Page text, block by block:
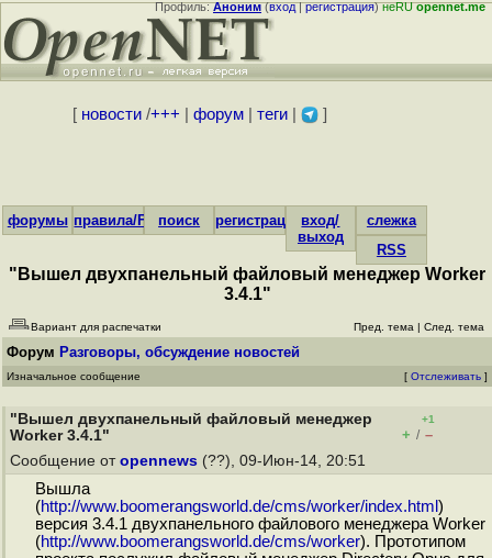
Профиль:Аноним(вход|регистрация)неRUopennet.me
[ новости/+++ форум| теги| ]
форумы правила/FAQпоиск регистрациявход/
выход
слежка
RSS
"Вышел двухпанельный файловый менеджер Worker
3.4.1"
Вариант для распечатки Пред. тема | След. тема
Форум Разговоры, обсуждение новостей
Изначальное сообщение [ Отслеживать ]
"Вышел двухпанельный файловый менеджер
Worker 3.4.1"
+1
+ / –
Сообщение от opennews (??), 09-Июн-14, 20:51
Вышла
(http://www.boomerangsworld.de/cms/worker/index.html )
версия 3.4.1 двухпанельного файлового менеджера Worker
(http://www.boomerangsworld.de/cms/worker). Прототипом